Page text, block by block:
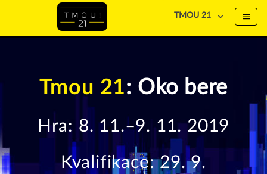
TMOU 21
Tmou 21: Oko bere
Hra: 8. 11.–9. 11. 2019
Kvalifikace: 29. 9.